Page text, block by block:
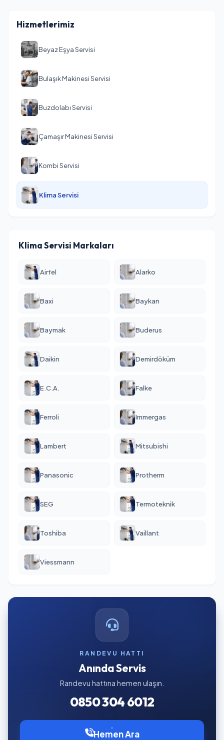
Hizmetlerimiz
Beyaz Eşya Servisi
Bulaşık Makinesi Servisi
Buzdolabı Servisi
Çamaşır Makinesi Servisi
Kombi Servisi
Klima Servisi
Klima Servisi Markaları
Airfel Alarko
Baxi Baykan
Baymak Buderus
Daikin Demirdöküm
E.C.A. Falke
Ferroli Immergas
Lambert Mitsubishi
Panasonic Protherm
SEG Termoteknik
Toshiba Vaillant
Viessmann
RANDEVU HATTI
Anında Servis
Randevu hattına hemen ulaşın.
0850 304 6012
Hemen Ara